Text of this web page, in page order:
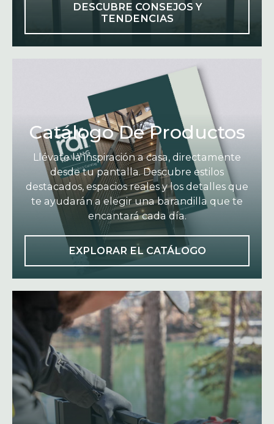
DESCUBRE CONSEJOS Y
TENDENCIAS
Catálogo De Productos
Llévate la inspiración a casa, directamente
desde tu pantalla. Descubre estilos
destacados, espacios reales y los detalles que
te ayudarán a elegir una barandilla que te
encantará cada día.
EXPLORAR EL CATÁLOGOO
S
I
N
A
N
E
W
T
A